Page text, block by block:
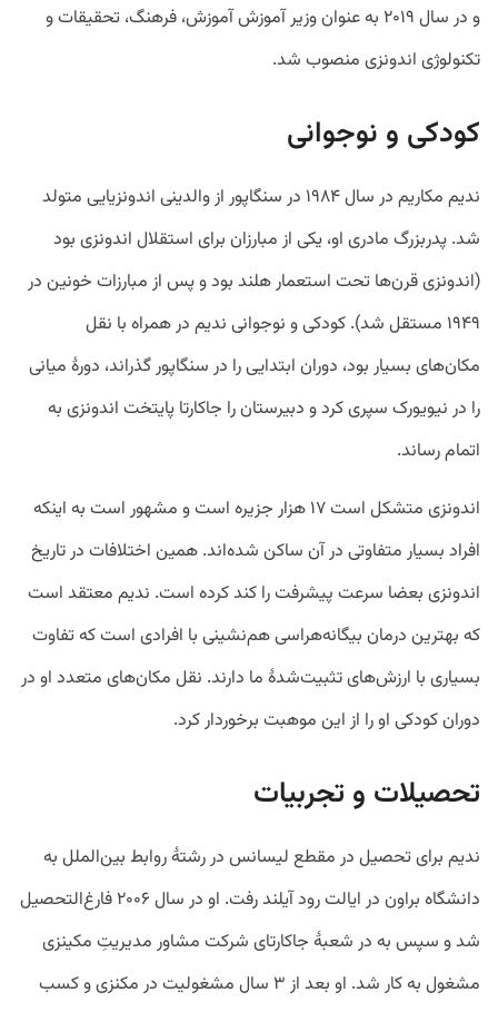
و در سال ۲۰۱۹ به عنوان وزیر آموزش آموزش، فرهنگ، تحقیقات و
تکنولوژی اندونزی منصوب شد.
کودکی و نوجوانی
ندیم مکاریم در سال ۱۹۸۴ در سنگاپور از والدینی اندونزیایی متولد
شد. پدربزرگ مادری او، یکی از مبارزان برای استقلال اندونزی بود
(اندونزی قرن‌ها تحت استعمار هلند بود و پس از مبارزات خونین در
۱۹۴۹ مستقل شد). کودکی و نوجوانی ندیم در همراه با نقل
مکان‌های بسیار بود، دوران ابتدایی را در سنگاپور گذراند، دورۀ میانی
را در نیویورک سپری کرد و دبیرستان را جاکارتا پایتخت اندونزی به
اتمام رساند.
اندونزی متشکل است ۱۷ هزار جزیره است و مشهور است به اینکه
افراد بسیار متفاوتی در آن ساکن شده‌اند. همین اختلافات در تاریخ
اندونزی بعضا سرعت پیشرفت را کند کرده است. ندیم معتقد است
که بهترین درمان بیگانه‌هراسی هم‌نشینی با افرادی است که تفاوت
بسیاری با ارزش‌های تثبیت‌شدۀ ما دارند. نقل مکان‌های متعدد او در
دوران کودکی او را از این موهبت برخوردار کرد.
تحصیلات و تجربیات
ندیم برای تحصیل در مقطع لیسانس در رشتۀ روابط بین‌الملل به
دانشگاه براون در ایالت رود آیلند رفت. او در سال ۲۰۰۶ فارغ‌التحصیل
شد و سپس به در شعبۀ جاکارتای شرکت مشاور مدیریتِ مکینزی
مشغول به کار شد. او بعد از ۳ سال مشغولیت در مکنزی و کسب